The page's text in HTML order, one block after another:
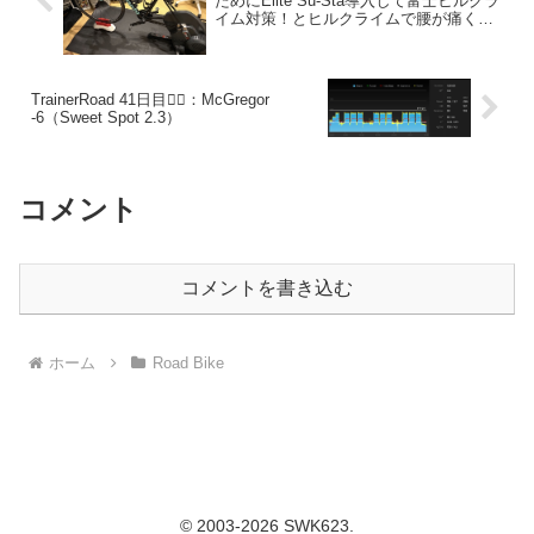
イム対策！とヒルクライムで腰が痛くな
TrainerRoad 41日目🚴‍♂️：McGregor
-6（Sweet Spot 2.3）
コメント
コメントを書き込む
ホーム Road Bike
© 2003-2026 SWK623.